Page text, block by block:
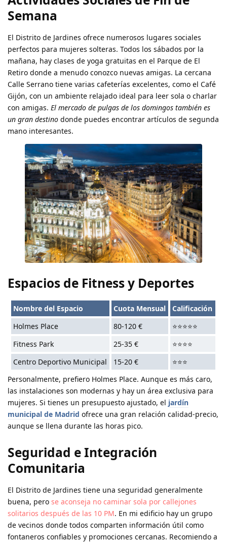
Semana
El Distrito de Jardines ofrece numerosos lugares sociales
perfectos para mujeres solteras. Todos los sábados por la
mañana, hay clases de yoga gratuitas en el Parque de El
Retiro donde a menudo conozco nuevas amigas. La cercana
Calle Serrano tiene varias cafeterías excelentes, como el Café
Gijón, con un ambiente relajado ideal para leer sola o charlar
con amigas. El mercado de pulgas de los domingos también es
un gran destino donde puedes encontrar artículos de segunda
mano interesantes.
Espacios de Fitness y Deportes
Nombre del Espacio Cuota Mensual
Calificación
Holmes Place
80-120 €
⭐⭐⭐⭐⭐
Fitness Park
25-35 €
⭐⭐⭐⭐
Centro Deportivo Municipal
15-20 €
⭐⭐⭐
Personalmente, prefiero Holmes Place. Aunque es más caro,
las instalaciones son modernas y hay un área exclusiva para
mujeres. Si tienes un presupuesto ajustado, el jardín
municipal de Madrid ofrece una gran relación calidad-precio,
aunque se llena durante las horas pico.
Seguridad e Integración
Comunitaria
El Distrito de Jardines tiene una seguridad generalmente
buena, pero se aconseja no caminar sola por callejones
solitarios después de las 10 PM. En mi edificio hay un grupo
de vecinos donde todos comparten información útil como
fontaneros confiables y promociones cercanas. Recomiendo a